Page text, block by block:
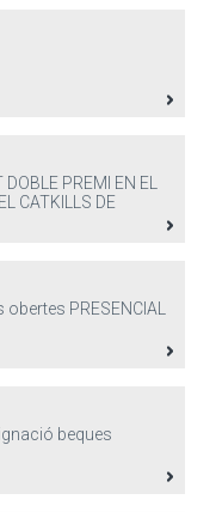
PREMI EN EL
CATKILLS DE
PRESENCIAL
beques